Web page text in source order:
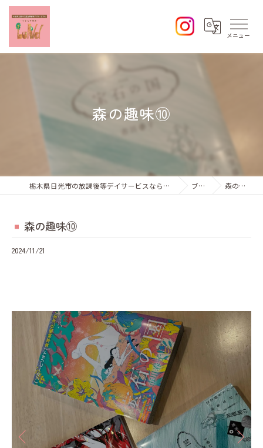
森の趣味⑩
栃木県日光市の放課後等デイサービスならひなた学習会Lund ブログ 森の趣味⑩
森の趣味⑩
2024/11/21